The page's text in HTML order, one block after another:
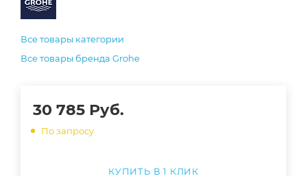
Все товары категории
Все товары бренда Grohe
30 785 Руб.
По запросу
КУПИТЬ В 1 КЛИК